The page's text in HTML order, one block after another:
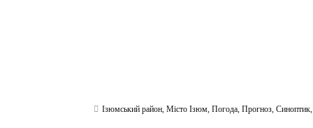
Ізюмський район,Місто Ізюм,Погода,Прогноз,Синоптик